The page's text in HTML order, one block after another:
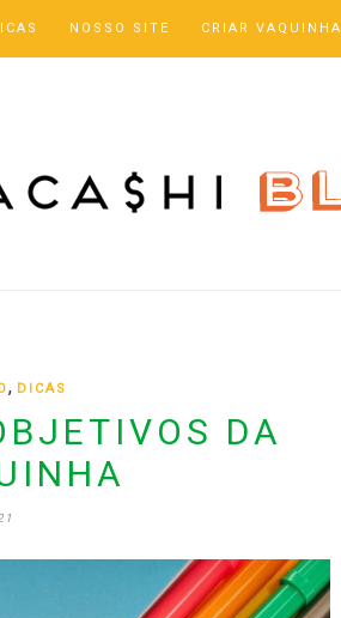
NOSSO SITE CRIAR VAQUINHA
, DICAS
DA